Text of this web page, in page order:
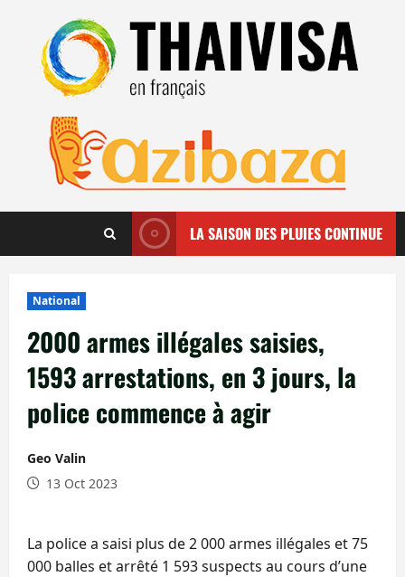
contenu
LA SAISON DES PLUIES CONTINUE
National
2000 armes illégales saisies,
1593 arrestations, en 3 jours, la
police commence à agir
Geo Valin
13 Oct 2023
La police a saisi plus de 2 000 armes illégales et 75
000 balles et arrêté 1 593 suspects au cours d’une